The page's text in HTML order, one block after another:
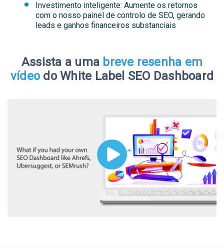
Investimento inteligente: Aumente os retornos
com o nosso painel de controlo de SEO, gerando
leads e ganhos financeiros substanciais
Assista a uma breve resenha em
vídeodo White Label SEO Dashboard